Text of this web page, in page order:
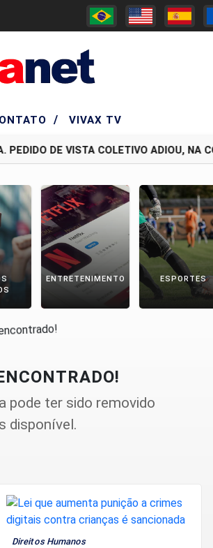
/ VIVAX TV
DE VISTA COLETIVO ADIOU, NA
ENTRETENIMENTO ESPORTES
pode ter sido removido
disponível.
Direitos Humanos